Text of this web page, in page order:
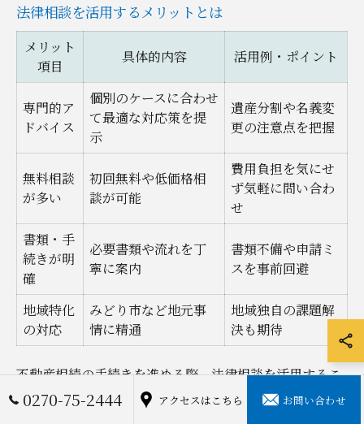
法律相談を活用するメリットとは
メリット
項目
具体的内容 活用例・ポイント
専門的ア
ドバイス
個別のケースに合わせ
て最適な対応策を提
示
遺産分割や名義変
更の注意点を把握
無料相談
が多い
初回無料や低価格相
談が可能
費用負担を気にせ
ず気軽に問い合わ
せ
書類・手
続きが明
確
必要書類や流れを丁
寧に案内
書類不備や申請ミ
スを事前回避
地域特化
の対応
みどり市など地元事
情に精通
地域独自の課題解
決も期待
不動産相続の手続きを進める際、法律相談を活用するこ
とには多くのメリットがあります。特に初回相談無料の
0270-75-2444 アクセスはこちら お問い合わせ